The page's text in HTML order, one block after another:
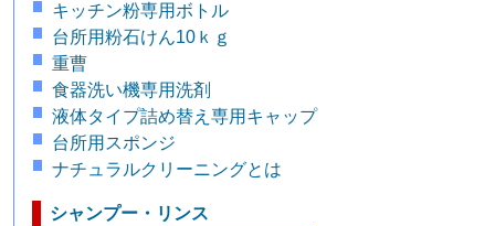
キッチン粉専用ボトル
台所用粉石けん10ｋｇ
重曹
食器洗い機専用洗剤
液体タイプ詰め替え専用キャップ
台所用スポンジ
ナチュラルクリーニングとは
シャンプー・リンス